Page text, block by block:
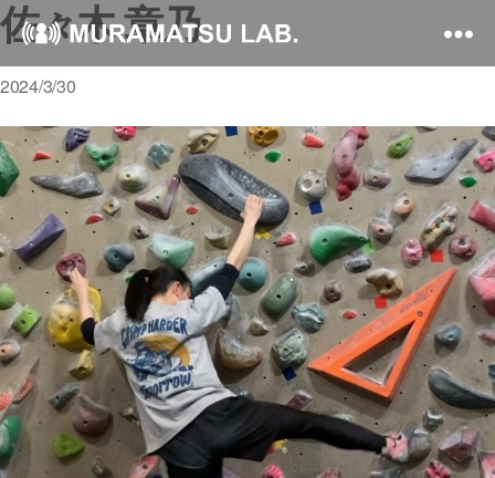
佐々木 章乃
2024/3/30